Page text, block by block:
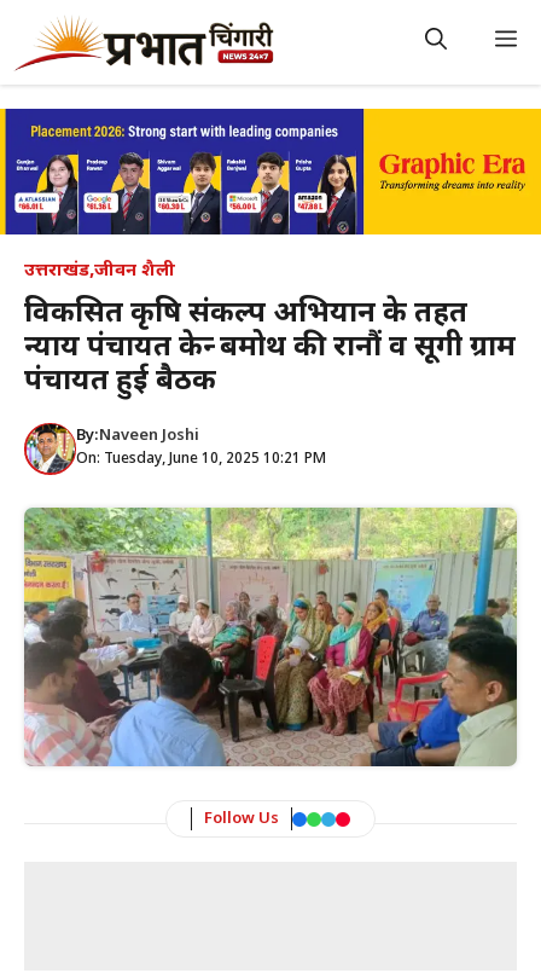
content
उत्तराखंड,जीवन शैली
विकसित कृषि संकल्प अभियान के तहत
न्याय पंचायत केन्द्र बमोथ की रानौं व सूगी ग्राम
पंचायत हुई बैठक
By:Naveen Joshi
On: Tuesday, June 10, 2025 10:21 PM
Follow Us